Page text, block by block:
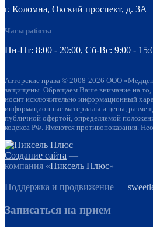
г. Коломна, Окский проспект, д. 3А
Часы работы
Пн-Пт: 8:00 - 20:00, Cб-Вс: 9:00 -
Авторские права © 2008-2026 ООО
защищены. Обращаем Ваше внимание на то,
носит исключительно информационный
информационные материалы и цены,
публичной офертой, определяемой
кодекса РФ. Имеются противопоказания.
Создание сайта —
компания «Пиксель Плюс»
Поддержка и продвижение —
Записаться на прием